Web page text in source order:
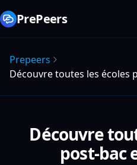
PrePeers
Prepeers
Découvre toutes les écoles
Découvre
post-bac